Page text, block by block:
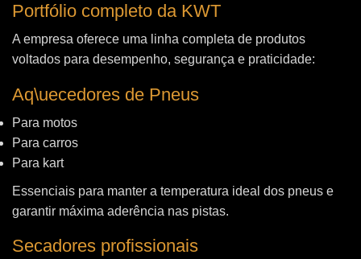
Portfólio completo da KWT
A empresa oferece uma linha completa de produtos
voltados para desempenho, segurança e praticidade:
Aq\uecedores de Pneus
Para motos
Para carros
Para kart
Essenciais para manter a temperatura ideal dos pneus e
garantir máxima aderência nas pistas.
Secadores profissionais